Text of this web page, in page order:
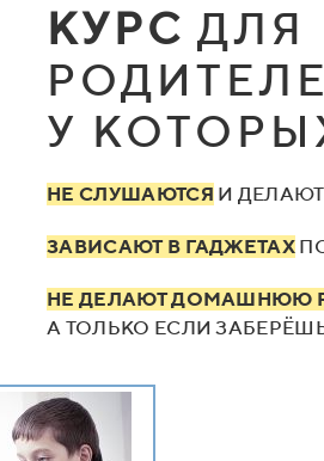
КУРС ДЛЯ
У
НЕ СЛУШАЮТСЯ И
ЗАВИСАЮТ В ГАДЖЕТАХ
НЕ ДЕЛАЮТ ДОМАШНЮЮ
А ТОЛЬКО ЕСЛИ